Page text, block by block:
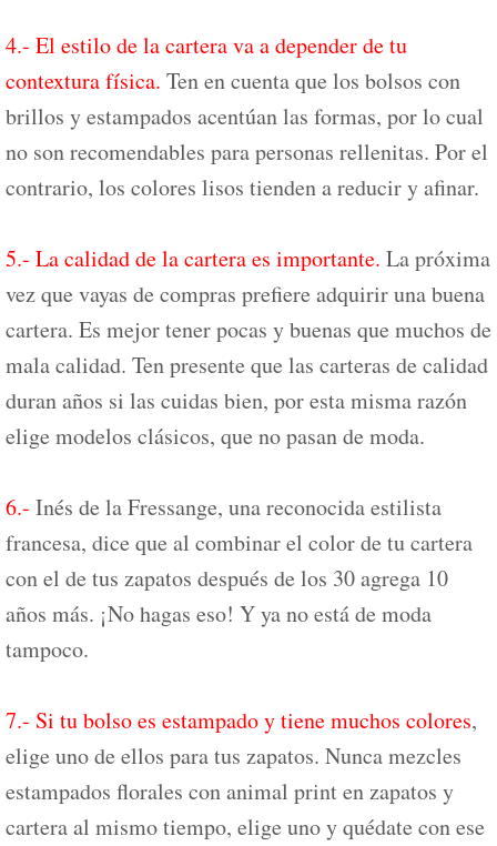
4.- El estilo de la cartera va a depender de tu
contextura física. Ten en cuenta que los bolsos con
brillos y estampados acentúan las formas, por lo cual
no son recomendables para personas rellenitas. Por el
contrario, los colores lisos tienden a reducir y afinar.
5.- La calidad de la cartera es importante. La próxima
vez que vayas de compras prefiere adquirir una buena
cartera. Es mejor tener pocas y buenas que muchos de
mala calidad. Ten presente que las carteras de calidad
duran años si las cuidas bien, por esta misma razón
elige modelos clásicos, que no pasan de moda.
6.- Inés de la Fressange, una reconocida estilista
francesa, dice que al combinar el color de tu cartera
con el de tus zapatos después de los 30 agrega 10
años más. ¡No hagas eso! Y ya no está de moda
tampoco.
7.- Si tu bolso es estampado y tiene muchos colores,
elige uno de ellos para tus zapatos. Nunca mezcles
estampados florales con animal print en zapatos y
cartera al mismo tiempo, elige uno y quédate con ese